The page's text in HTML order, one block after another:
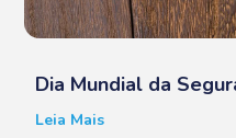
Dia Mundial da
Leia Mais